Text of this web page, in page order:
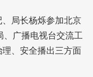
局长杨烁参加北京
、广播电视台交流工
、安全播出三方面